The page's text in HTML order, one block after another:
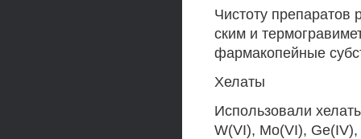
Чистоту препаратов
ским и
фармакопейные
Хелаты
Использовали
W(VI), Mo(VI),